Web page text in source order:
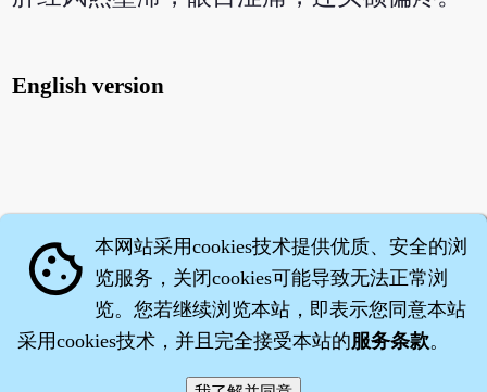
English version
cookie 本网站采用cookies技术提供优质、安全的浏
览服务，关闭cookies可能导致无法正常浏
览。您若继续浏览本站，即表示您同意本站
采用cookies技术，并且完全接受本站的服务条款。